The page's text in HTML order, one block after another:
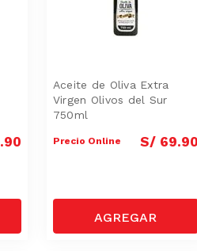
.90
Aceite de Oliva Extra
Virgen Olivos del Sur
750ml
Precio Online S/ 69.